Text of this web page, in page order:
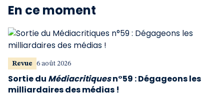
En ce moment
Revue 6 août 2026
Sortie du Médiacritiquesn°59 : Dégageons les
milliardaires des médias !